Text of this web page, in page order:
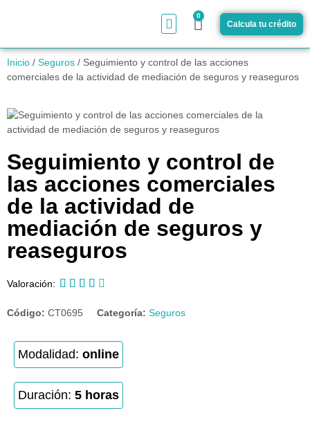
0
Calcula tu crédito
Inicio / Seguros / Seguimiento y control de las acciones
comerciales de la actividad de mediación de seguros y reaseguros
Seguimiento y control de
las acciones comerciales
de la actividad de
mediación de seguros y
reaseguros
Valoración:     
Código: CT0695 Categoría: Seguros
Modalidad: online
Duración: 5 horas